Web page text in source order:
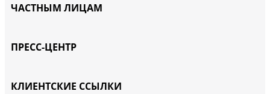
ЧАСТНЫМ ЛИЦАМ
ПРЕСС-ЦЕНТР
КЛИЕНТСКИЕ ССЫЛКИ